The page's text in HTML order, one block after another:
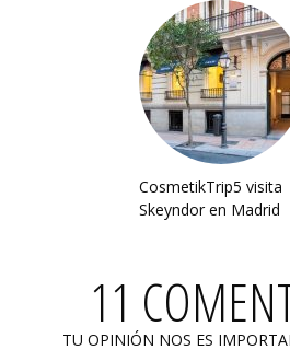
CosmetikTrip5 visita
Skeyndor en Madrid
11
TU OPINIÓN NOS ES